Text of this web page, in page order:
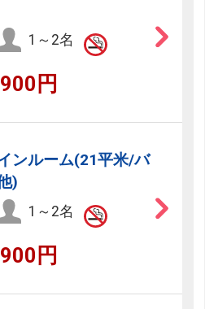
1～2名
円
ンルーム(21平米/バ
)
1～2名
円